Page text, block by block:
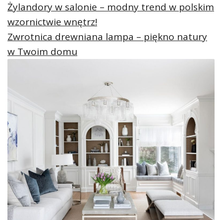
Żylandory w salonie – modny trend w polskim
wzornictwie wnętrz!
Zwrotnica drewniana lampa – piękno natury
w Twoim domu